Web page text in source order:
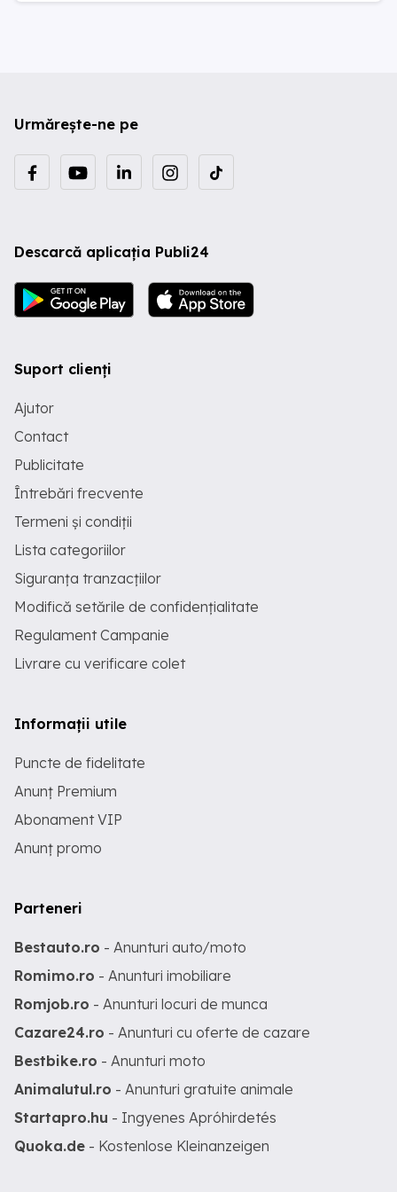
Urmărește-ne pe
Descarcă aplicația Publi24
Suport clienți
Ajutor
Contact
Publicitate
Întrebări frecvente
Termeni și condiții
Lista categoriilor
Siguranța tranzacțiilor
Modifică setările de confidențialitate
Regulament Campanie
Livrare cu verificare colet
Informații utile
Puncte de fidelitate
Anunț Premium
Abonament VIP
Anunț promo
Parteneri
Bestauto.ro - Anunturi auto/moto
Romimo.ro - Anunturi imobiliare
Romjob.ro - Anunturi locuri de munca
Cazare24.ro - Anunturi cu oferte de cazare
Bestbike.ro - Anunturi moto
Animalutul.ro - Anunturi gratuite animale
Startapro.hu - Ingyenes Apróhirdetés
Quoka.de - Kostenlose Kleinanzeigen